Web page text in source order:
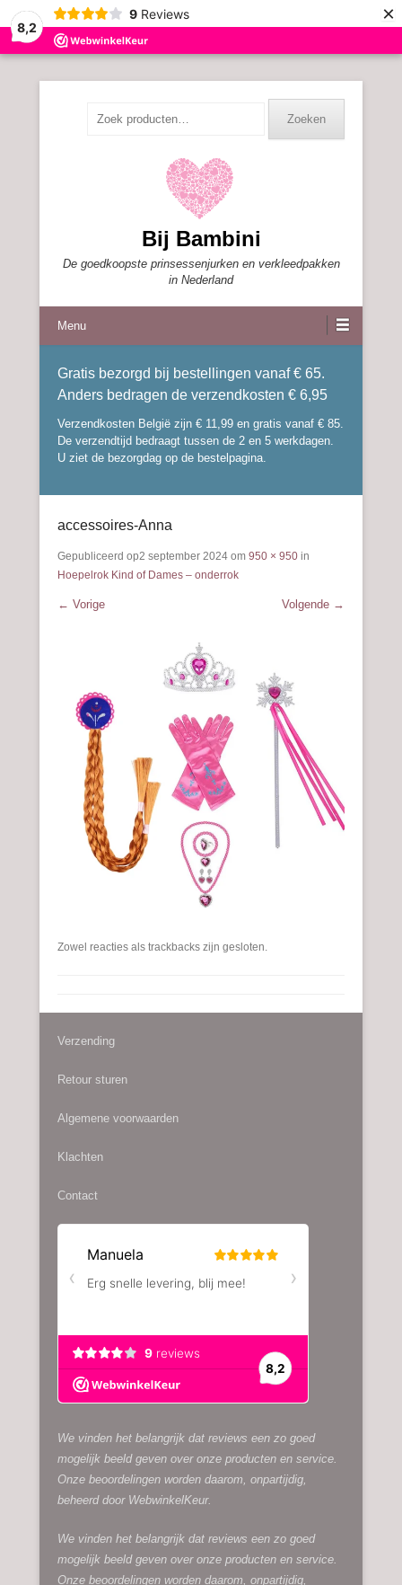
8,2
9 Reviews ×
Zoeken
Bij Bambini
De goedkoopste prinsessenjurken en verkleedpakken
in Nederland
Menu
Gratis bezorgd bij bestellingen vanaf € 65.
Anders bedragen de verzendkosten € 6,95
Verzendkosten België zijn € 11,99 en gratis vanaf € 85.
De verzendtijd bedraagt tussen de 2 en 5 werkdagen.
U ziet de bezorgdag op de bestelpagina.
accessoires-Anna
Gepubliceerd op2 september 2024 om 950 × 950 in
Hoepelrok Kind of Dames – onderrok
← Vorige Volgende →
Zowel reacties als trackbacks zijn gesloten.
Verzending
Retour sturen
Algemene voorwaarden
Klachten
Contact
We vinden het belangrijk dat reviews een zo goed
mogelijk beeld geven over onze producten en service.
Onze beoordelingen worden daarom, onpartijdig,
beheerd door WebwinkelKeur.
We vinden het belangrijk dat reviews een zo goed
mogelijk beeld geven over onze producten en service.
Onze beoordelingen worden daarom, onpartijdig,